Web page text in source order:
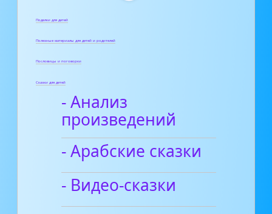
Поделки для детей
Полезные материалы для детей и родителей
Пословицы и поговорки
Сказки для детей
- Анализ
произведений
- Арабские сказки
- Видео-сказки